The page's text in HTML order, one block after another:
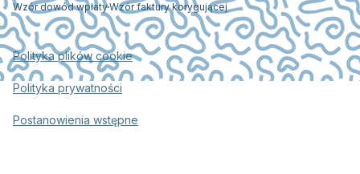
Wzór dowód wpłatyWzór faktury korygującej
Polityka plików cookie
Polityka prywatności
Postanowienia wstępne